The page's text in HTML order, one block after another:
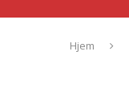
Hjem